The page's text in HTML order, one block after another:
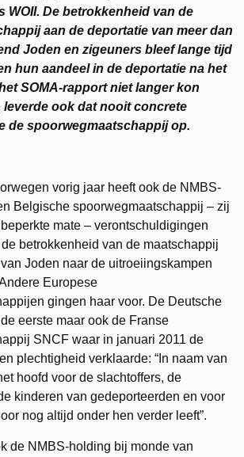
WOII. De betrokkenheid van de
aan de deportatie van meer dan
Joden en zigeuners bleef lange tijd
hun aandeel in de deportatie na het
SOMA-rapport niet langer kon
ook dat nooit concrete
de spoorwegmaatschappij op.
vorig jaar heeft ook de NMBS-
Belgische spoorwegmaatschappij – zij
mate – verontschuldigingen
betrokkenheid van de maatschappij
Joden naar de uitroeiingskampen
Europese
gingen haar voor. De Deutsche
eerste maar ook de Franse
SNCF waar in januari 2011 de
plechtigheid verklaarde: “In naam van
hoofd voor de slachtoffers, de
kinderen van gedeporteerden en voor
nog altijd onder hen verder leeft”.
de NMBS-holding bij monde van